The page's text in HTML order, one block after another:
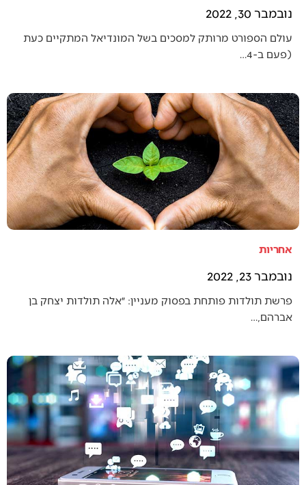
נובמבר 30, 2022
עולם הספורט מרותק למסכים בשל המונדיאל המתקיים כעת
(פעם ב-4…
אחריות
נובמבר 23, 2022
פרשת תולדות פותחת בפסוק מעניין: ״אלה תולדות יצחק בן
אברהם,…